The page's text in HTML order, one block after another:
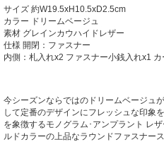
サイズ 約W19.5xH10.5xD2.5cm
カラー ドリームベージュ
素材 グレインカウハイドレザー
仕様 開閉：ファスナー
内側：札入れx2 ファスナー小銭入れx1
今シーズンならではのドリームベージュ
して定番のデザインにフレッシュな印象
を象徴するモノグラム･アンプラント レ
ルドカラーの上品なラウンドファスナー